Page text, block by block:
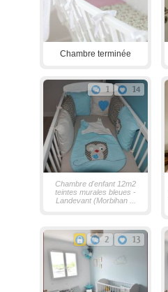
Chambre terminée
1 14
Chambre d'enfant 12m2
teintes murales bleues -
Landevant (Morbihan ...
2 13